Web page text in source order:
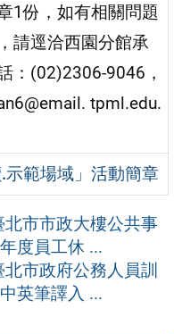
1份，如有相關問題
請逕洽西園分館承
：(02)2306-9046，
tpml.edu.
.示範場域」活動簡章
北市市政大樓公共事
度員工休 ...
市政府公務人員訓
英筆譯入 ...